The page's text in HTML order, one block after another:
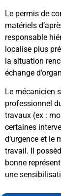
Le permis de
matériels
responsable
localise plus
la situation
échange
Le mécanicien
professionnel
travaux (ex :
certaines
d’urgence et le
travail. Il
bonne
une